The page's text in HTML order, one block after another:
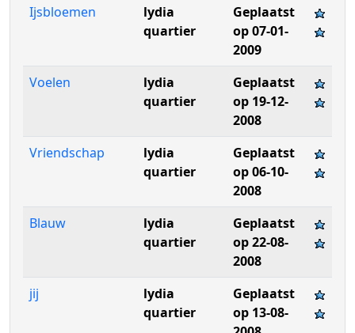
Ijsbloemen
lydia
quartier
Geplaatst
op 07-01-
2009
Voelen
lydia
quartier
Geplaatst
op 19-12-
2008
Vriendschap
lydia
quartier
Geplaatst
op 06-10-
2008
Blauw
lydia
quartier
Geplaatst
op 22-08-
2008
jij
lydia
quartier
Geplaatst
op 13-08-